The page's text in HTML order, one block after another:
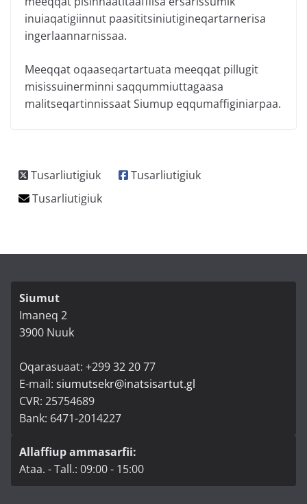
inuiaqatigiinnut paasititsiniutigineqartarnerisa
ingerlaannarnissaa.
Meeqqat oqaaseqartartuata meeqqat pillugit
misissuinerminni saqqummiuttagaasa
malitseqartinnissaat Siumup eqqumaffiginiarpaa.
Siumut
Imaneq 2
3900 Nuuk
Oqarasuaat: +299 32 20 77
E-mail: siumutsekr@inatsisartut.gl
CVR: 25754689
Bank: 6471-2014227
Allaffiup ammasarfii:
Ataa. - Tall.: 09:00 - 15:00